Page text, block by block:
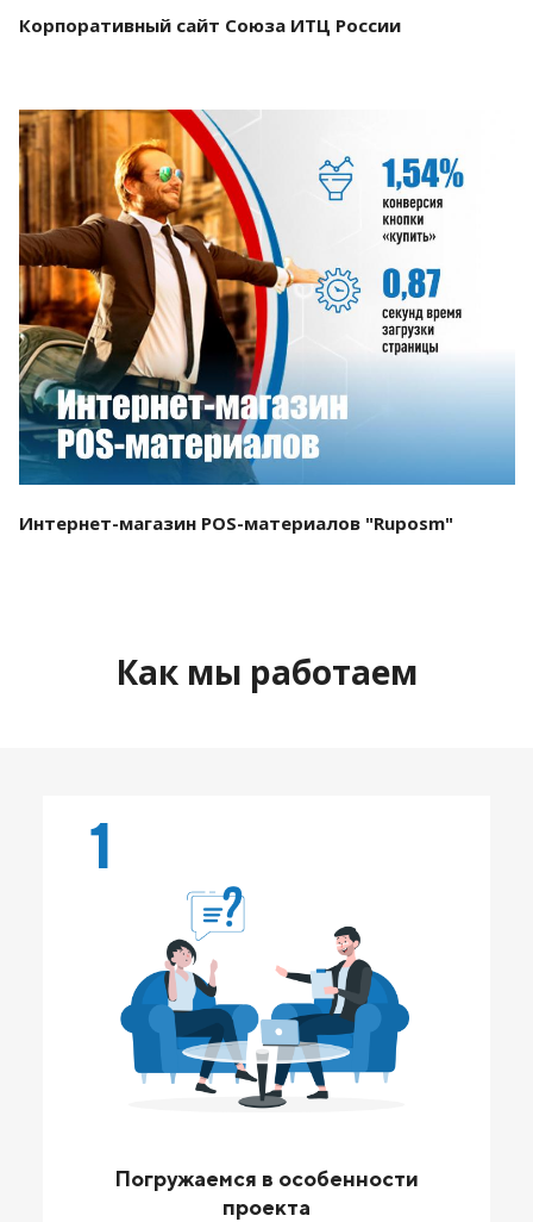
Корпоративный сайт Союза ИТЦ России
Смотреть проект
Интернет-магазин POS-материалов "Ruposm"
Как мы работаем
1
Погружаемся в особенности
проекта